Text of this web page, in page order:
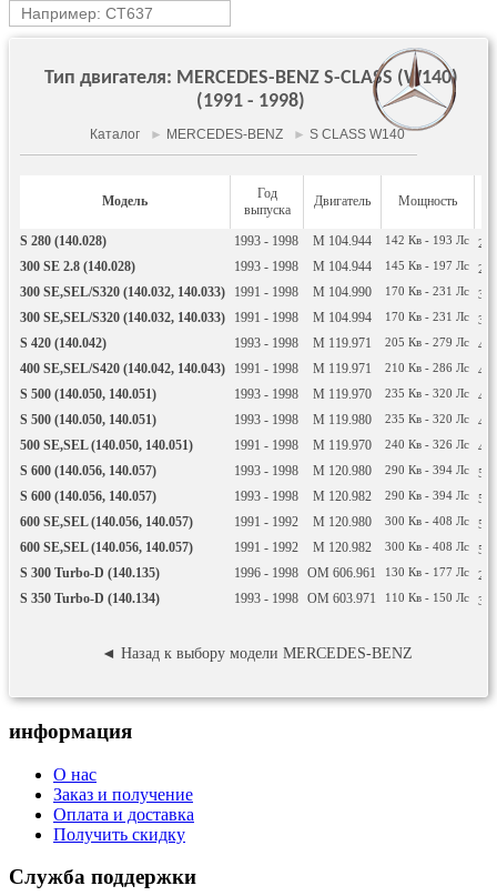
Тип двигателя: MERCEDES-BENZ S-CLASS (W140)
(1991 - 1998)
Каталог ► MERCEDES-BENZ ► S CLASS W140
Модель
Год
выпуска
Двигатель Мощность
S 280 (140.028) 1993 - 1998 M 104.944 142 Кв - 193 Лс
300 SE 2.8 (140.028) 1993 - 1998 M 104.944 145 Кв - 197 Лс
300 SE,SEL/S320 (140.032, 140.033) 1991 - 1998 M 104.990 170 Кв - 231 Лс
300 SE,SEL/S320 (140.032, 140.033) 1991 - 1998 M 104.994 170 Кв - 231 Лс
S 420 (140.042) 1993 - 1998 M 119.971 205 Кв - 279 Лс
400 SE,SEL/S420 (140.042, 140.043) 1991 - 1998 M 119.971 210 Кв - 286 Лс
S 500 (140.050, 140.051) 1993 - 1998 M 119.970 235 Кв - 320 Лс
S 500 (140.050, 140.051) 1993 - 1998 M 119.980 235 Кв - 320 Лс
500 SE,SEL (140.050, 140.051) 1991 - 1998 M 119.970 240 Кв - 326 Лс
S 600 (140.056, 140.057) 1993 - 1998 M 120.980 290 Кв - 394 Лс
S 600 (140.056, 140.057) 1993 - 1998 M 120.982 290 Кв - 394 Лс
600 SE,SEL (140.056, 140.057) 1991 - 1992 M 120.980 300 Кв - 408 Лс
600 SE,SEL (140.056, 140.057) 1991 - 1992 M 120.982 300 Кв - 408 Лс
S 300 Turbo-D (140.135) 1996 - 1998 OM 606.961 130 Кв - 177 Лс
S 350 Turbo-D (140.134) 1993 - 1998 OM 603.971 110 Кв - 150 Лс
◄ Назад к выбору модели MERCEDES-BENZ
информация
О нас
Заказ и получение
Оплата и доставка
Получить скидку
Служба поддержки